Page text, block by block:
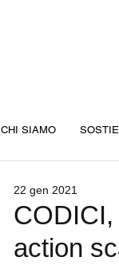
CHI SIAMO
action
22 gen 2021